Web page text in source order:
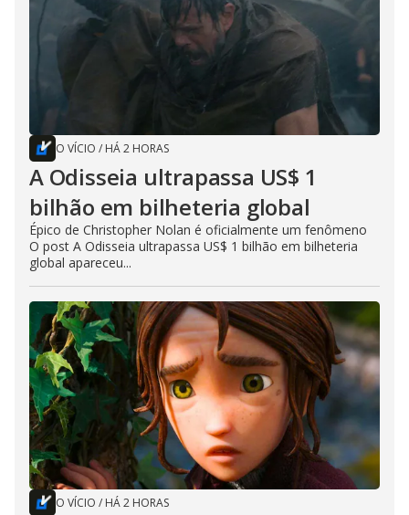
O VÍCIO / HÁ 2 HORAS
A Odisseia ultrapassa US$ 1
bilhão em bilheteria global
Épico de Christopher Nolan é oficialmente um fenômeno
O post A Odisseia ultrapassa US$ 1 bilhão em bilheteria
global apareceu...
O VÍCIO / HÁ 2 HORAS